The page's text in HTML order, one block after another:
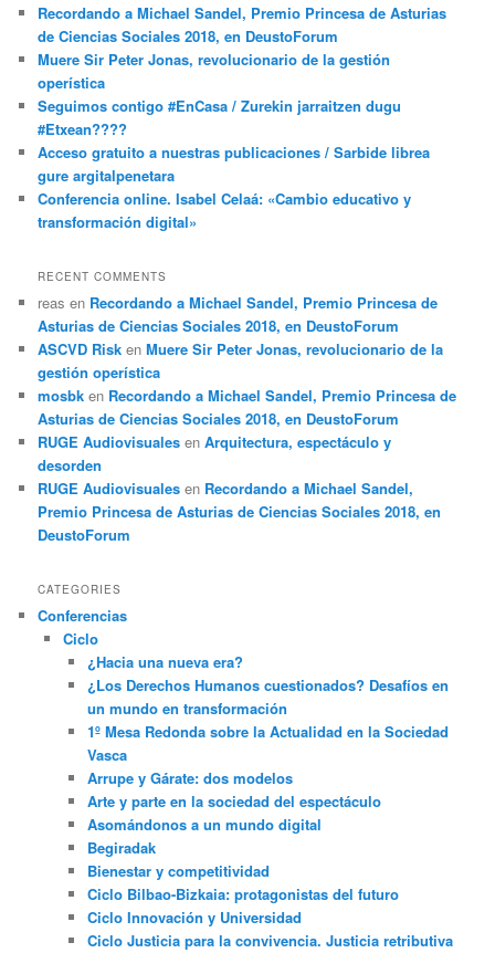
Recordando a Michael Sandel, Premio Princesa de Asturias
de Ciencias Sociales 2018, en DeustoForum
Muere Sir Peter Jonas, revolucionario de la gestión
operística
Seguimos contigo #EnCasa / Zurekin jarraitzen dugu
#Etxean????
Acceso gratuito a nuestras publicaciones / Sarbide librea
gure argitalpenetara
Conferencia online. Isabel Celaá: «Cambio educativo y
transformación digital»
RECENT COMMENTS
reas en Recordando a Michael Sandel, Premio Princesa de
Asturias de Ciencias Sociales 2018, en DeustoForum
ASCVD Risk enMuere Sir Peter Jonas, revolucionario de la
gestión operística
mosbk en Recordando a Michael Sandel, Premio Princesa de
Asturias de Ciencias Sociales 2018, en DeustoForum
RUGE Audiovisuales enArquitectura, espectáculo y
desorden
RUGE Audiovisuales en Recordando a Michael Sandel,
Premio Princesa de Asturias de Ciencias Sociales 2018, en
DeustoForum
CATEGORIES
Conferencias
Ciclo
¿Hacia una nueva era?
¿Los Derechos Humanos cuestionados? Desafíos en
un mundo en transformación
1º Mesa Redonda sobre la Actualidad en la Sociedad
Vasca
Arrupe y Gárate: dos modelos
Arte y parte en la sociedad del espectáculo
Asomándonos a un mundo digital
Begiradak
Bienestar y competitividad
Ciclo Bilbao-Bizkaia: protagonistas del futuro
Ciclo Innovación y Universidad
Ciclo Justicia para la convivencia. Justicia retributiva